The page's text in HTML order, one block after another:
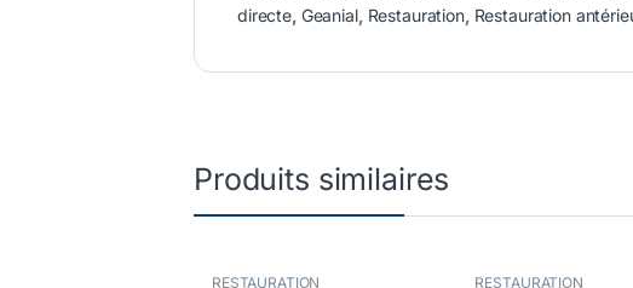
directe, Geanial, Restauration, Restauration
Produits similaires
RESTAURATION RESTAURATION